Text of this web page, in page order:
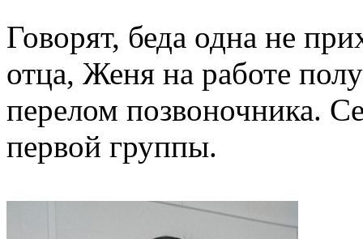
Говорят, беда одна не
отца, Женя на работе
перелом позвоночника.
первой группы.